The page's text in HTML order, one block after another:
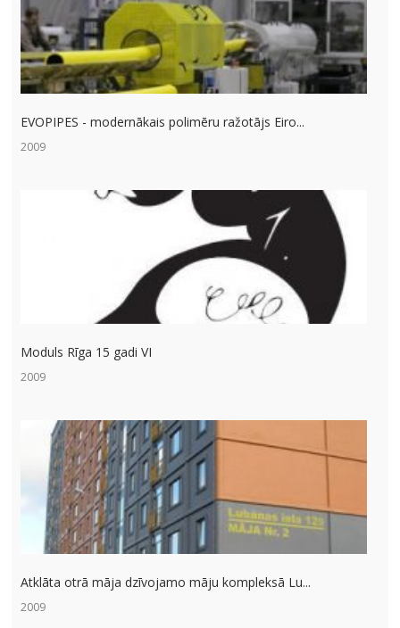
EVOPIPES - modernākais polimēru ražotājs Eiro...
2009
Moduls Rīga 15 gadi VI
2009
Atklāta otrā māja dzīvojamo māju kompleksā Lu...
2009